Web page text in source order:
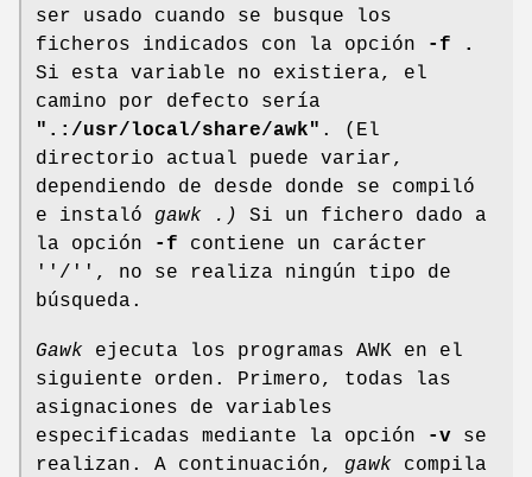
ser usado cuando se busque los
ficheros indicados con la opción
-f .
Si esta variable no existiera, el
camino por defecto sería
".:/usr/local/share/awk" . (El
directorio actual puede variar,
dependiendo de desde donde se compiló
e instaló gawk .)
Si un fichero dado a
la opción
-f contiene un carácter
''/'', no se realiza ningún tipo de
búsqueda.
Gawk ejecuta los programas AWK en el
siguiente orden. Primero, todas las
asignaciones de variables
especificadas mediante la opción
-v se
realizan. A continuación, gawk compila